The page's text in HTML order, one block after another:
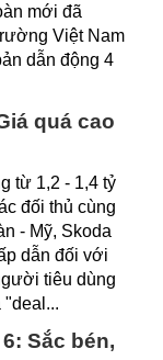
mới đã
Việt Nam
dẫn động 4
quá cao
từ 1,2 - 1,4 tỷ
đối thủ cùng
- Mỹ, Skoda
dẫn đối với
tiêu dùng
Sắc bén,